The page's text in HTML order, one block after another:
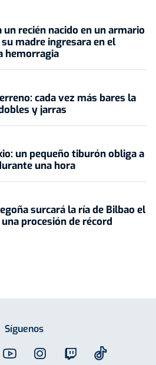
recién nacido en un armario
madre ingresara en el
hemorragia
cada vez más bares la
y jarras
un pequeño tiburón obliga a
una hora
surcará la ría de Bilbao el
procesión de récord
Síguenos